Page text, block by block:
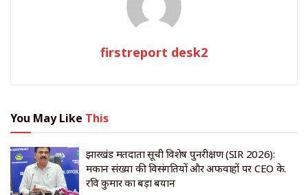
firstreport desk2
You May Like This
झारखंड मतदाता सूची विशेष पुनरीक्षण (SIR 2026):
मकान संख्या की विसंगतियों और अफवाहों पर CEO के.
रवि कुमार का बड़ा बयान